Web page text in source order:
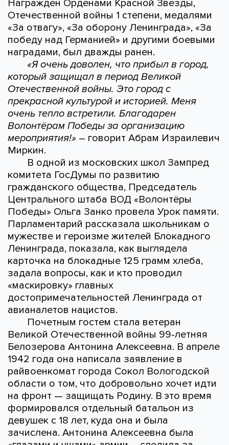
Награжден Орденами Красной Звезды,
Отечественной войны 1 степени, медалями
«За отвагу», «За оборону Ленинграда», «За
победу над Германией» и другими боевыми
наградами, был дважды ранен.
«Я очень доволен, что прибыл в город,
который защищал в период Великой
Отечественной войны. Это город с
прекрасной культурой и историей. Меня
очень тепло встретили. Благодарен
Волонтёрам Победы за организацию
мероприятия!» – говорит Абрам Израилевич
Миркин.
В одной из московских школ Зампред
комитета ГосДумы по развитию
гражданского общества, Председатель
Центрального штаба ВОД «Волонтёры
Победы» Ольга Занко провела Урок памяти.
Парламентарий рассказала школьникам о
мужестве и героизме жителей Блокадного
Ленинграда, показала, как выглядела
карточка на блокадные 125 грамм хлеба,
задала вопросы, как и кто проводил
«маскировку» главных
достопримечательностей Ленинграда от
авианалетов нацистов.
Почетным гостем стала ветеран
Великой Отечественной войны 99-летняя
Белозерова Антонина Алексеевна. В апреле
1942 года она написала заявление в
райвоенкомат города Сокол Вологодской
области о том, что добровольно хочет идти
на фронт — защищать Родину. В это время
формировался отдельный батальон из
девушек с 18 лет, куда она и была
зачислена. Антонина Алексеевна была